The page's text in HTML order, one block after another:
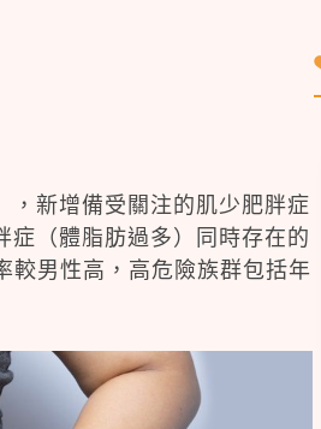
，新增備受關注的肌少肥胖症
症（體脂肪過多）同時存在的
較男性高，高危險族群包括年